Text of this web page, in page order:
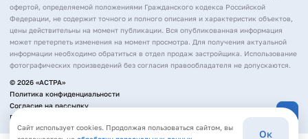
офертой, определяемой положениями Гражданского кодекса Российской
Федерации, не содержит точного и полного описания и характеристик объектов,
цены действительны на момент публикации. Вся опубликованная информация
может претерпеть изменения на момент просмотра. Для получения актуальной
информации необходимо обратиться в отдел продаж застройщика. Использование
фотографических произведений без согласия правообладателя не допускаются.
© 2026 «АСТРА»
Политика конфиденциальности
Согласие на рассылку
Политика обработки персональных данных
Сайт использует cookies. Продолжая пользоваться сайтом, вы
Ок